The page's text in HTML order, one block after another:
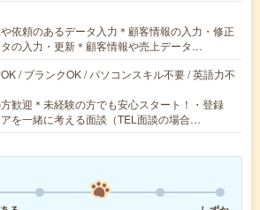
依頼のあるデータ入力＊顧客情報の入力・修正
タの入力・更新＊顧客情報や売上データ…
/ ブランクOK / パソコンスキル不要 / 英語力不
歓迎＊未経験の方でも安心スタート！・登録
を一緒に考える面談（TEL面談の場合…